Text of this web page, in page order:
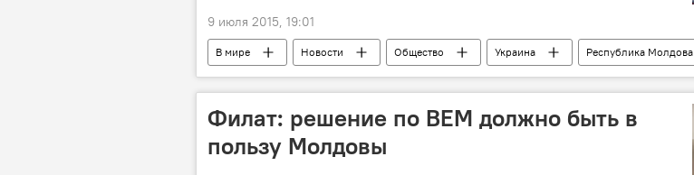
9 июля 2015, 19:01
В мире Новости Общество Украина
Республика Молдова
Павел Климкин
посол
Филат: решение по ВЕМ должно быть в
пользу Молдовы